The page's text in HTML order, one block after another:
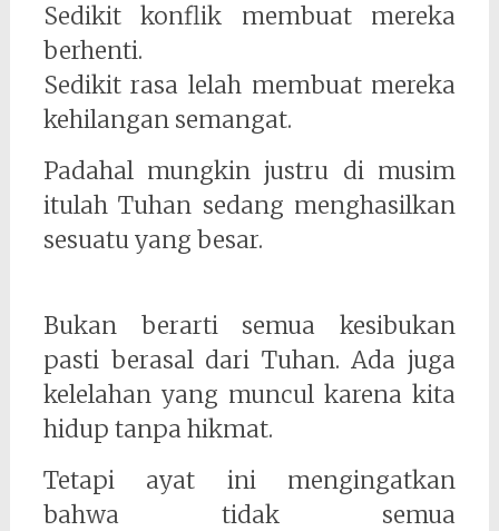
Sedikit konflik membuat mereka
berhenti.
Sedikit rasa lelah membuat mereka
kehilangan semangat.
Padahal mungkin justru di musim
itulah Tuhan sedang menghasilkan
sesuatu yang besar.
Bukan berarti semua kesibukan
pasti berasal dari Tuhan. Ada juga
kelelahan yang muncul karena kita
hidup tanpa hikmat.
Tetapi ayat ini mengingatkan
bahwa tidak semua